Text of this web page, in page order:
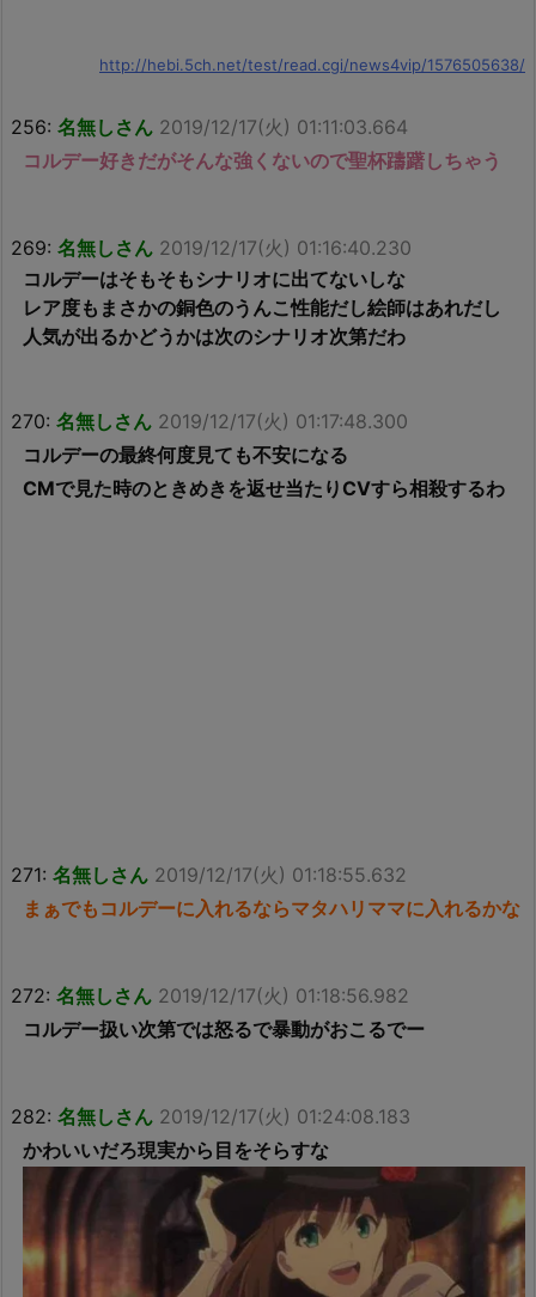
http://hebi.5ch.net/test/read.cgi/news4vip/1576505638/
256: 名無しさん 2019/12/17(火) 01:11:03.664
コルデー好きだがそんな強くないので聖杯躊躇しちゃう
269: 名無しさん 2019/12/17(火) 01:16:40.230
コルデーはそもそもシナリオに出てないしな
レア度もまさかの銅色のうんこ性能だし絵師はあれだし
人気が出るかどうかは次のシナリオ次第だわ
270: 名無しさん 2019/12/17(火) 01:17:48.300
コルデーの最終何度見ても不安になる
CMで見た時のときめきを返せ当たりCVすら相殺するわ
271: 名無しさん 2019/12/17(火) 01:18:55.632
まぁでもコルデーに入れるならマタハリママに入れるかな
272: 名無しさん 2019/12/17(火) 01:18:56.982
コルデー扱い次第では怒るで暴動がおこるでー
282: 名無しさん 2019/12/17(火) 01:24:08.183
かわいいだろ現実から目をそらすな